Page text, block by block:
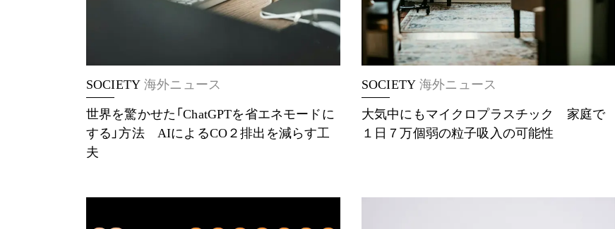
SOCIETY 海外ニュース
世界を驚かせた「ChatGPTを省エネモードに
する」方法 AIによるCO２排出を減らす工
夫
SOCIETY 海外ニュース
大気中にもマイクロプラスチック 家庭で
１日７万個弱の粒子吸入の可能性